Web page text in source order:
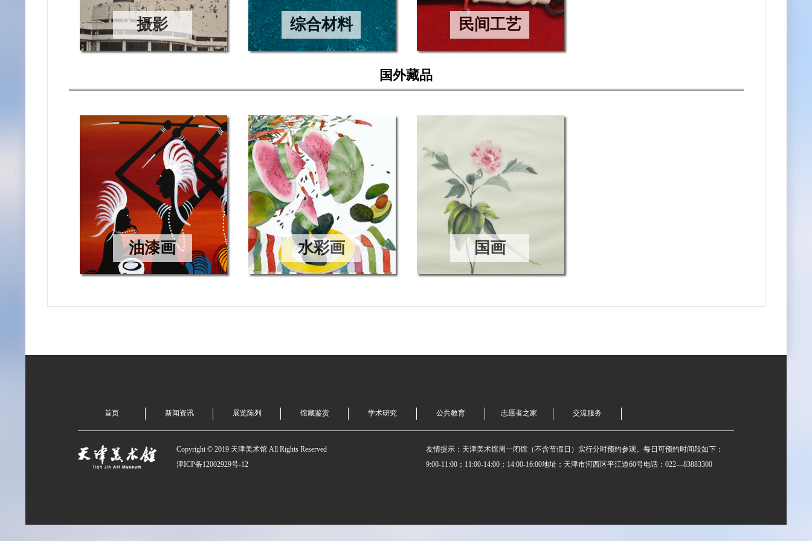
摄影 综合材料 民间工艺
国外藏品
油漆画 水彩画 国画
首页 新闻资讯 展览陈列 馆藏鉴赏 学术研究 公共教育 志愿者之家 交流服务
Copyright © 2019 天津美术馆 All Rights Reserved
津ICP备12002929号-12
友情提示：天津美术馆周一闭馆（不含节假日）实行分时预约参观。每日可预约时间段如下：
9:00-11:00；11:00-14:00；14:00-16:00地址：天津市河西区平江道60号电话：022—83883300